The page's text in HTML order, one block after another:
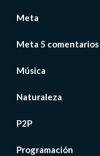
Meta
Meta 5 comentarios
Música
Naturaleza
P2P
Programación